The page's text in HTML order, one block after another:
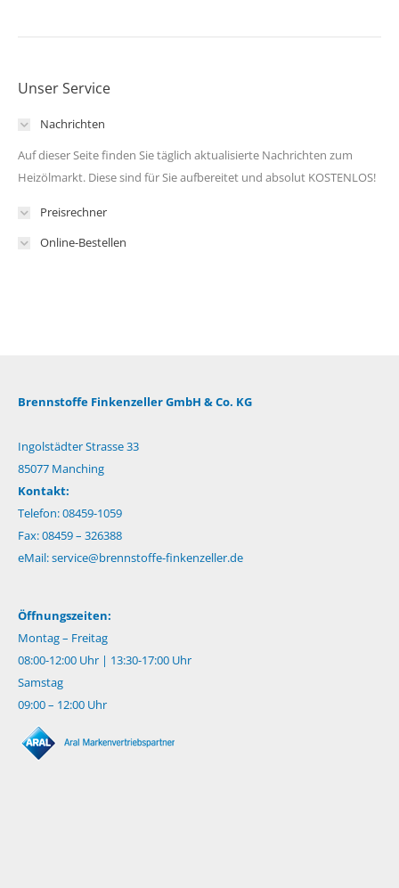
Unser Service
Nachrichten
Auf dieser Seite finden Sie täglich aktualisierte Nachrichten zum
Heizölmarkt. Diese sind für Sie aufbereitet und absolut KOSTENLOS!
Preisrechner
Online-Bestellen
Brennstoffe Finkenzeller GmbH & Co. KG
Ingolstädter Strasse 33
85077 Manching
Kontakt:
Telefon: 08459-1059
Fax: 08459 – 326388
eMail:service@brennstoffe-finkenzeller.de
Öffnungszeiten:
Montag – Freitag
08:00-12:00 Uhr | 13:30-17:00 Uhr
Samstag
09:00 – 12:00 Uhr